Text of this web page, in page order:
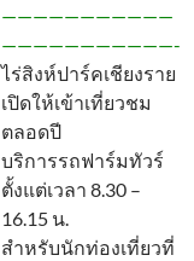
———————————
———————————-
ไร่สิงห์ปาร์คเชียงราย
เปิดให้เข้าเที่ยวชม
ตลอดปี
บริการรถฟาร์มทัวร์
ตั้งแต่เวลา 8.30 –
16.15 น.
สำหรับนักท่องเที่ยวที่